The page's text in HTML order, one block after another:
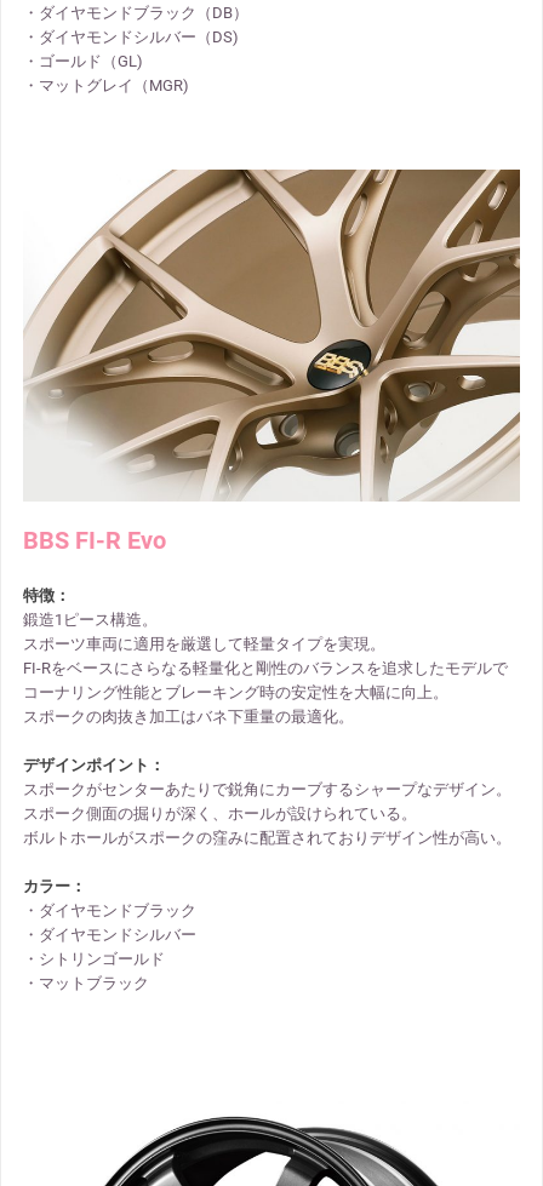
・ダイヤモンドブラック（DB）
・ダイヤモンドシルバー（DS)
・ゴールド（GL)
・マットグレイ（MGR)
BBS FI-R Evo
特徴：
鍛造1ピース構造。
スポーツ車両に適用を厳選して軽量タイプを実現。
FI-Rをベースにさらなる軽量化と剛性のバランスを追求したモデルで
コーナリング性能とブレーキング時の安定性を大幅に向上。
スポークの肉抜き加工はバネ下重量の最適化。
デザインポイント：
スポークがセンターあたりで鋭角にカーブするシャープなデザイン。
スポーク側面の掘りが深く、ホールが設けられている。
ボルトホールがスポークの窪みに配置されておりデザイン性が高い。
カラー：
・ダイヤモンドブラック
・ダイヤモンドシルバー
・シトリンゴールド
・マットブラック